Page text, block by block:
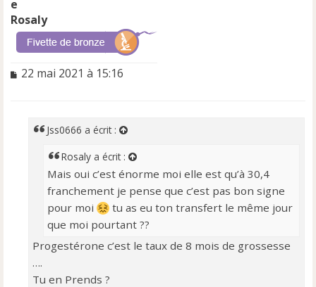
Rosaly
M
22 mai 2021 à 15:16
Jss0666 a écrit :
Rosaly a écrit :
Mais oui c’est énorme moi elle est qu’à 30,4
franchement je pense que c’est pas bon signe
pour moi
tu as eu ton transfert le même jour
que moi pourtant ??
Progestérone c’est le taux de 8 mois de grossesse
….
Tu en Prends ?